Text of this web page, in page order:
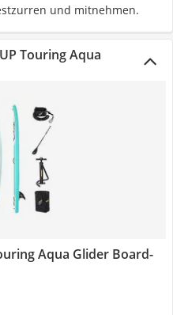
und mitnehmen.
Touring Aqua
Aqua Glider Board-